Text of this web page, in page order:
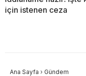
için istenen ceza
Ana Sayfa › Gündem